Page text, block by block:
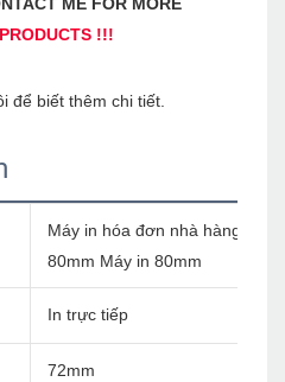
Máy in hóa đơn nhà hàng
80mm Máy in 80mm
In trực tiếp
72mm